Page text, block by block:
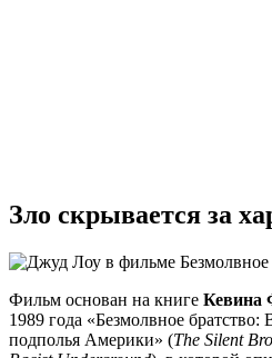
Зло скрывается за
Фильм основан на книге Кевина
1989 года «Безмолвное братство:
подполья Америки» (The Silent